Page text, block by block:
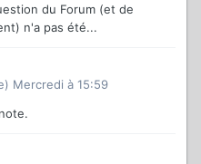
du Forum (et de
n'a pas été...
Mercredi à 15:59